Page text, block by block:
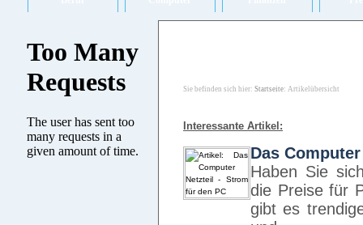
Sie befinden sich hier: Startseite: Artikelübersicht
Interessante Artikel:
Das
Haben Sie
die Preise für
gibt es